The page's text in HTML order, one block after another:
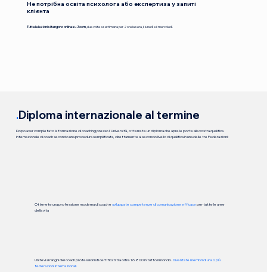
Не потрібна освіта психолога або експертиза у запиті
клієнта
Tutte le lezioni si tengono online su Zoom, due volte a settimana per 2 ore la sera, il lunedì e il mercoledì.
.Diploma internazionale al termine
Dopo aver completato la formazione di coaching presso l'Università, otterrete un diploma che apre le porte alla vostra qualifica
internazionale di coach secondo una procedura semplificata, direttamente al secondo livello di qualifica in una delle tre Federazioni:
Ottenete una professione moderna di coach esviluppate competenze di comunicazione efficaceper tutte le aree
della vita
Unitevi ai ranghi dei coach professionisti certificati tra oltre 16.800 in tutto il mondo.Diventate membri di una o più
federazioni internazionali.